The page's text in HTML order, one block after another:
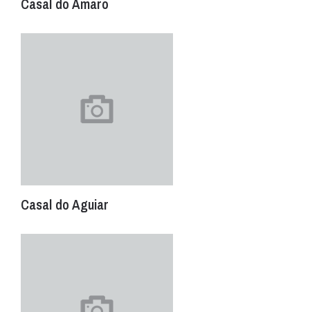
Casal do Amaro
Casal do Aguiar